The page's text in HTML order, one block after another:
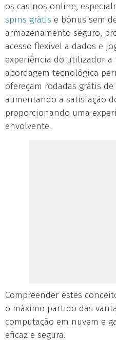
os casinos online,
spins grátis e bónus sem
armazenamento seguro,
acesso flexível a dados e
experiência do utilizador a
abordagem tecnológica
ofereçam rodadas grátis
aumentando a satisfação
proporcionando uma
envolvente.
Compreender estes
o máximo partido das
computação em nuvem e
eficaz e segura.